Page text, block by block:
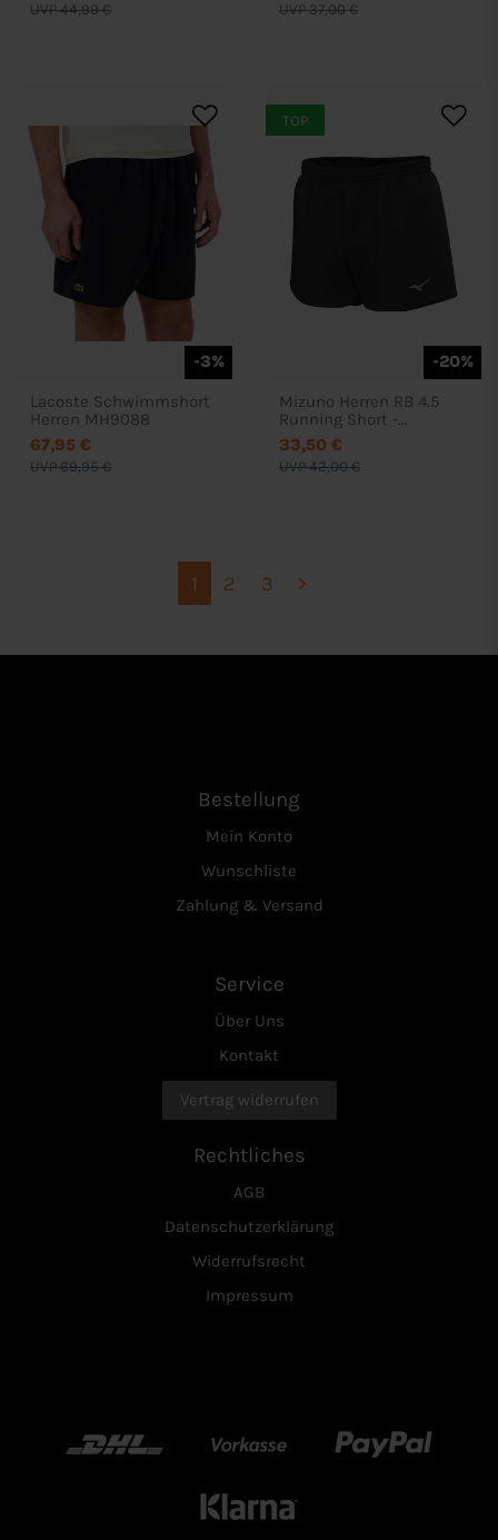
UVP 44,99 € UVP 37,00 €
-3%
Lacoste Schwimmshort
Herren MH9088
UVP 69,95 €
67,95 €
-20%
TOP
Mizuno Herren RB 4.5
Running Short -
U2EBB568
UVP 42,00 €
33,50 €
1 2 3
Bestellung
Mein Konto
Wunschliste
Zahlung & Versand
Service
Über Uns
Kontakt
Vertrag widerrufen
Rechtliches
AGB
Datenschutzerklärung
Widerrufsrecht
Impressum
DHL Vorkasse Paypal
Klarn